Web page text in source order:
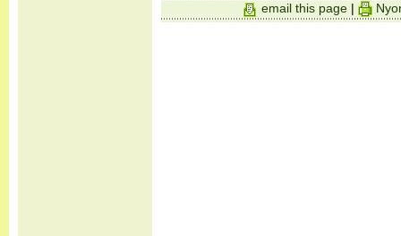
email this page |